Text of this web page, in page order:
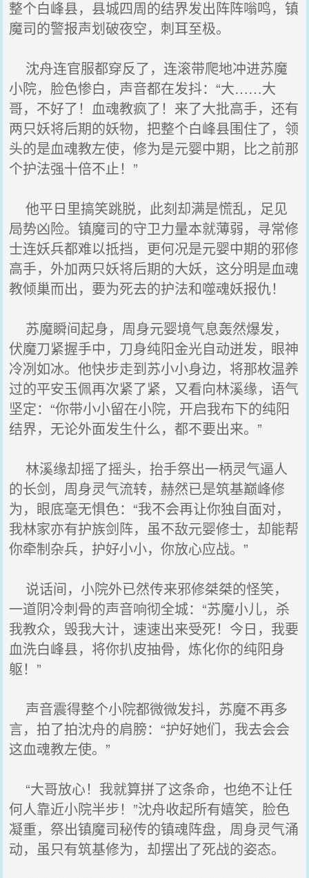
整个白峰县，县城四周的结界发出阵阵嗡鸣，镇
魔司的警报声划破夜空，刺耳至极。
沈舟连官服都穿反了，连滚带爬地冲进苏魔
小院，脸色惨白，声音都在发抖：“大……大
哥，不好了！血魂教疯了！来了大批高手，还有
两只妖将后期的妖物，把整个白峰县围住了，领
头的是血魂教左使，修为是元婴中期，比之前那
个护法强十倍不止！”
他平日里搞笑跳脱，此刻却满是慌乱，足见
局势凶险。镇魔司的守卫力量本就薄弱，寻常修
士连妖兵都难以抵挡，更何况是元婴中期的邪修
高手，外加两只妖将后期的大妖，这分明是血魂
教倾巢而出，要为死去的护法和噬魂妖报仇！
苏魔瞬间起身，周身元婴境气息轰然爆发，
伏魔刀紧握手中，刀身纯阳金光自动迸发，眼神
冷冽如冰。他快步走到苏小小身边，将那枚温养
过的平安玉佩再次紧了紧，又看向林溪缘，语气
坚定：“你带小小留在小院，开启我布下的纯阳
结界，无论外面发生什么，都不要出来。”
林溪缘却摇了摇头，抬手祭出一柄灵气逼人
的长剑，周身灵气流转，赫然已是筑基巅峰修
为，眼底毫无惧色：“我不会再让你独自面对，
我林家亦有护族剑阵，虽不敌元婴修士，却能帮
你牵制杂兵，护好小小，你放心应战。”
说话间，小院外已然传来邪修桀桀的怪笑，
一道阴冷刺骨的声音响彻全城：“苏魔小儿，杀
我教众，毁我大计，速速出来受死！今日，我要
血洗白峰县，将你扒皮抽骨，炼化你的纯阳身
躯！”
声音震得整个小院都微微发抖，苏魔不再多
言，拍了拍沈舟的肩膀：“护好她们，我去会会
这血魂教左使。”
“大哥放心！我就算拼了这条命，也绝不让任
何人靠近小院半步！”沈舟收起所有嬉笑，脸色
凝重，祭出镇魔司秘传的镇魂阵盘，周身灵气涌
动，虽只有筑基修为，却摆出了死战的姿态。